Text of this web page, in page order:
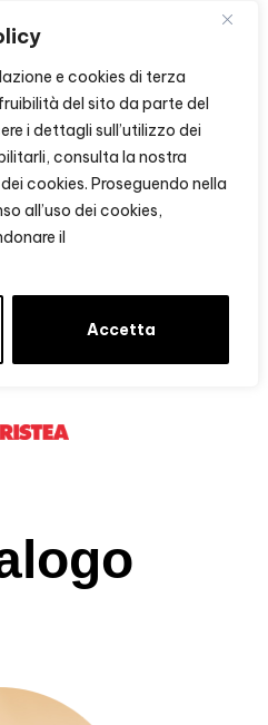
e cookies di terza
del sito da parte del
i dettagli sull’utilizzo dei
consulta la nostra
cookies. Proseguendo nella
all’uso dei cookies,
il
Accetta